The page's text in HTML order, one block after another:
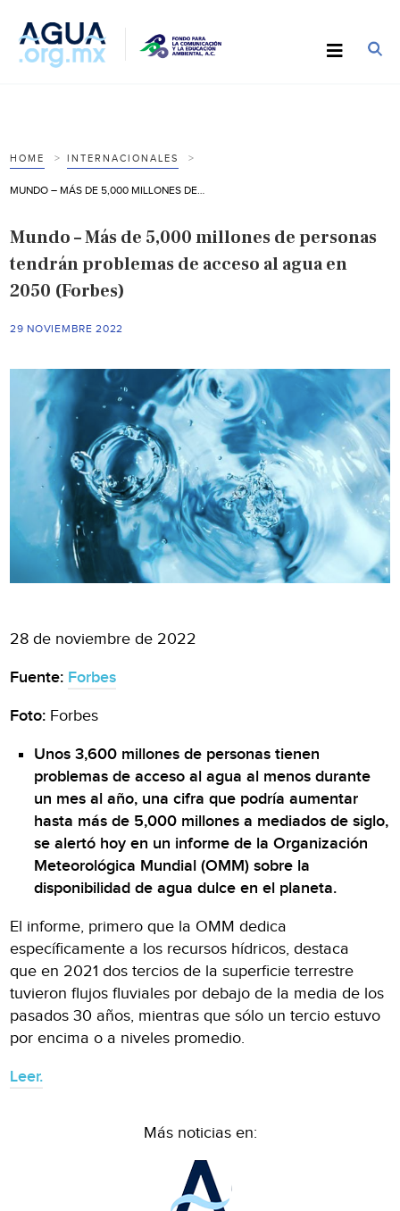
HOME INTERNACIONALES
Mundo – Más de 5,000 millones de personas
tendrán problemas de acceso al agua en
2050 (Forbes)
29 NOVIEMBRE 2022
28 de noviembre de 2022
Fuente: Forbes
Foto: Forbes
Unos 3,600 millones de personas tienen
problemas de acceso al agua al menos durante
un mes al año, una cifra que podría aumentar
hasta más de 5,000 millones a mediados de siglo,
se alertó hoy en un informe de la Organización
Meteorológica Mundial (OMM) sobre la
disponibilidad de agua dulce en el planeta.
El informe, primero que la OMM dedica
específicamente a los recursos hídricos, destaca
que en 2021 dos tercios de la superficie terrestre
tuvieron flujos fluviales por debajo de la media de los
pasados 30 años, mientras que sólo un tercio estuvo
por encima o a niveles promedio.
Leer.
Más noticias en: